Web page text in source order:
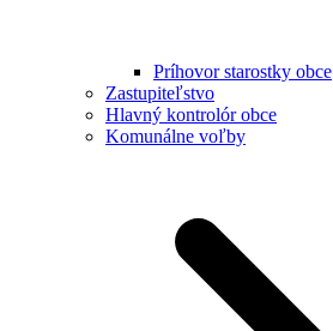
Príhovor starostky obce
Zastupiteľstvo
Hlavný kontrolór obce
Komunálne voľby